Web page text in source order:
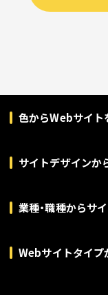
色からWebサイト
サイトデザインか
業種・職種からサ
Webサイトタイプ